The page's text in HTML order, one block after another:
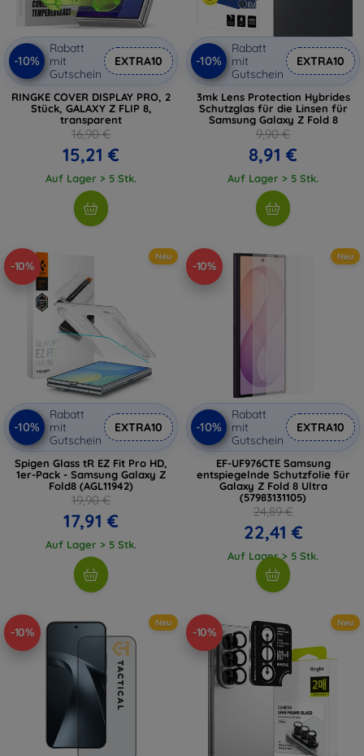
-10%
Rabatt
mit
Gutschein
EXTRA10
RINGKE COVER DISPLAY PRO, 2
Stück, GALAXY Z FLIP 8,
transparent
16,90 €
15,21 €
Auf Lager > 5 Stk.
-10%
Rabatt
mit
Gutschein
EXTRA10
3mk Lens Protection Hybrides
Schutzglas für die Linsen für
Samsung Galaxy Z Fold 8
9,90 €
8,91 €
Auf Lager > 5 Stk.
-10%
Neu
-10%
Rabatt
mit
Gutschein
EXTRA10
Spigen Glass tR EZ Fit Pro HD,
1er-Pack - Samsung Galaxy Z
Fold8 (AGL11942)
19,90 €
17,91 €
Auf Lager > 5 Stk.
-10%
Neu
-10%
Rabatt
mit
Gutschein
EXTRA10
EF-UF976CTE Samsung
entspiegelnde Schutzfolie für
Galaxy Z Fold 8 Ultra
(57983131105)
24,89 €
22,41 €
Auf Lager > 5 Stk.
-10%
Neu
-10%
Neu